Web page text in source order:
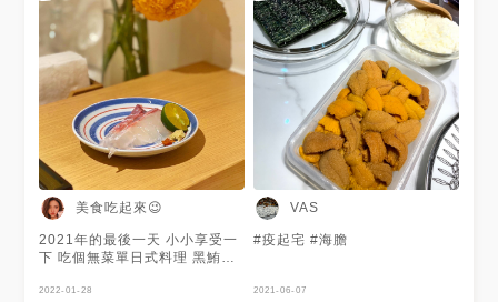
煮南非鮑魚｜紅醋飯・鮑魚肝臟
醬汁・南投埔里陳年紹興 🍴黑
糖蕨餅｜黃豆粉・黑糖蜜 我很
喜歡在地食材、日系職人精神、
以及擁抱異國調味的兼容，會提
醒自己板前壽司充滿了彈性與可
能性，又不失本質上的細緻 其
中我特別有印象的是安康魚肝與
其他元素在米餅裡一同入口的清
爽、鰆魚與胡麻醬的濃厚並進、
花枝的細幽與刨絲後炙燒的魷魚
子香氣迴盪，還有尖梭魚的油脂
融化 撇除掉享用到的餐點本
身，品牌的主視覺以及菜單整體
都給人一種年輕創意、俏皮又有
點和諧的調性；在吧檯裡每一個
美食吃起來😉
2021年的最後一天 小小享受一
下 吃個無菜單日式料理 黑鮪魚
菌蒸蛋 海膽手卷 松葉蟹 烏魚子
2022-01-28
VAS
#疫起宅 #海膽
2021-06-07